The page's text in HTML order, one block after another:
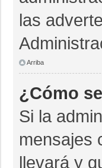
las
Arriba
¿Cómo
Si la
mensajes
llevará y